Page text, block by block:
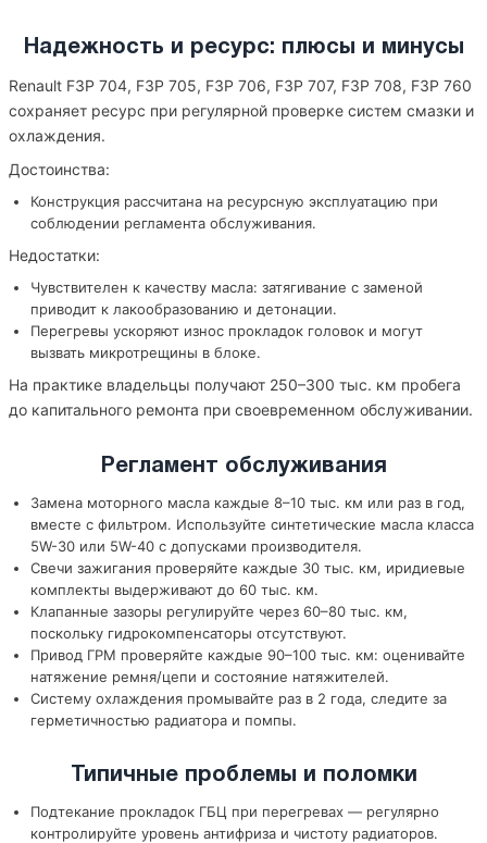
Надежность и ресурс: плюсы и минусы
Renault F3P 704, F3P 705, F3P 706, F3P 707, F3P 708, F3P 760
сохраняет ресурс при регулярной проверке систем смазки и
охлаждения.
Достоинства:
Конструкция рассчитана на ресурсную эксплуатацию при
соблюдении регламента обслуживания.
Недостатки:
Чувствителен к качеству масла: затягивание с заменой
приводит к лакообразованию и детонации.
Перегревы ускоряют износ прокладок головок и могут
вызвать микротрещины в блоке.
На практике владельцы получают 250–300 тыс. км пробега
до капитального ремонта при своевременном обслуживании.
Регламент обслуживания
Замена моторного масла каждые 8–10 тыс. км или раз в год,
вместе с фильтром. Используйте синтетические масла класса
5W-30 или 5W-40 с допусками производителя.
Свечи зажигания проверяйте каждые 30 тыс. км, иридиевые
комплекты выдерживают до 60 тыс. км.
Клапанные зазоры регулируйте через 60–80 тыс. км,
поскольку гидрокомпенсаторы отсутствуют.
Привод ГРМ проверяйте каждые 90–100 тыс. км: оценивайте
натяжение ремня/цепи и состояние натяжителей.
Систему охлаждения промывайте раз в 2 года, следите за
герметичностью радиатора и помпы.
Типичные проблемы и поломки
Подтекание прокладок ГБЦ при перегревах — регулярно
контролируйте уровень антифриза и чистоту радиаторов.